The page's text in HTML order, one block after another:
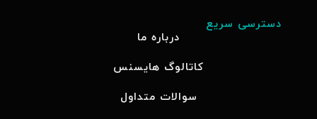
دسترسی سریع
درباره ما
کاتالوگ هایسنس
سوالات متداول